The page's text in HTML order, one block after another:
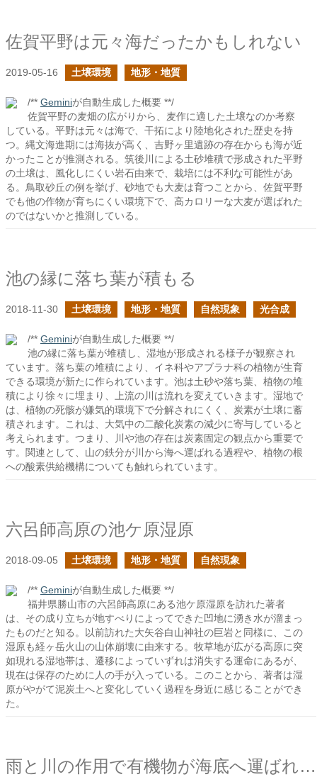
佐賀平野は元々海だったかもしれない
2019-05-16 土壌環境 地形・地質
/** Geminiが自動生成した概要 **/
佐賀平野の麦畑の広がりから、麦作に適した土壌なのか考察
している。平野は元々は海で、干拓により陸地化された歴史を持
つ。縄文海進期には海抜が高く、吉野ヶ里遺跡の存在からも海が近
かったことが推測される。筑後川による土砂堆積で形成された平野
の土壌は、風化しにくい岩石由来で、栽培には不利な可能性があ
る。鳥取砂丘の例を挙げ、砂地でも大麦は育つことから、佐賀平野
でも他の作物が育ちにくい環境下で、高カロリーな大麦が選ばれた
のではないかと推測している。
池の縁に落ち葉が積もる
2018-11-30 土壌環境 地形・地質 自然現象 光合成
/** Geminiが自動生成した概要 **/
池の縁に落ち葉が堆積し、湿地が形成される様子が観察され
ています。落ち葉の堆積により、イネ科やアブラナ科の植物が生育
できる環境が新たに作られています。池は土砂や落ち葉、植物の堆
積により徐々に埋まり、上流の川は流れを変えていきます。湿地で
は、植物の死骸が嫌気的環境下で分解されにくく、炭素が土壌に蓄
積されます。これは、大気中の二酸化炭素の減少に寄与していると
考えられます。つまり、川や池の存在は炭素固定の観点から重要で
す。関連として、山の鉄分が川から海へ運ばれる過程や、植物の根
への酸素供給機構についても触れられています。
六呂師高原の池ケ原湿原
2018-09-05 土壌環境 地形・地質 自然現象
/** Geminiが自動生成した概要 **/
福井県勝山市の六呂師高原にある池ケ原湿原を訪れた著者
は、その成り立ちが地すべりによってできた凹地に湧き水が溜まっ
たものだと知る。以前訪れた大矢谷白山神社の巨岩と同様に、この
湿原も経ヶ岳火山の山体崩壊に由来する。牧草地が広がる高原に突
如現れる湿地帯は、遷移によっていずれは消失する運命にあるが、
現在は保存のために人の手が入っている。このことから、著者は湿
原がやがて泥炭土へと変化していく過程を身近に感じることができ
た。
雨と川の作用で有機物が海底へ運ばれる